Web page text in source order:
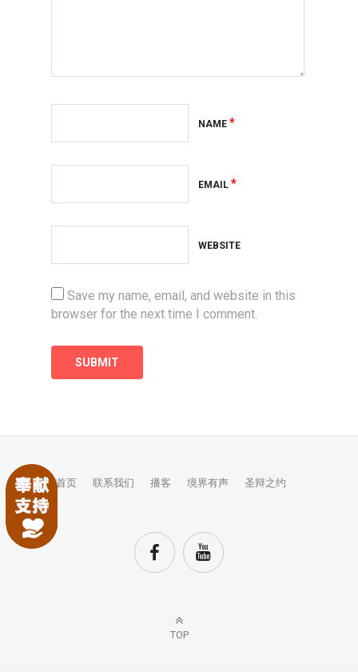
NAME *
EMAIL *
WEBSITE
Save my name, email, and website in this
browser for the next time I comment.
首页 联系我们 播客 境界有声 圣辩之约
TOP